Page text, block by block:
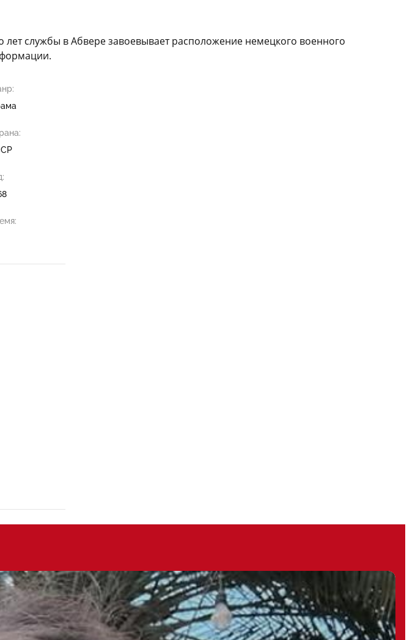
лет службы в Абвере завоевывает расположение немецкого военного